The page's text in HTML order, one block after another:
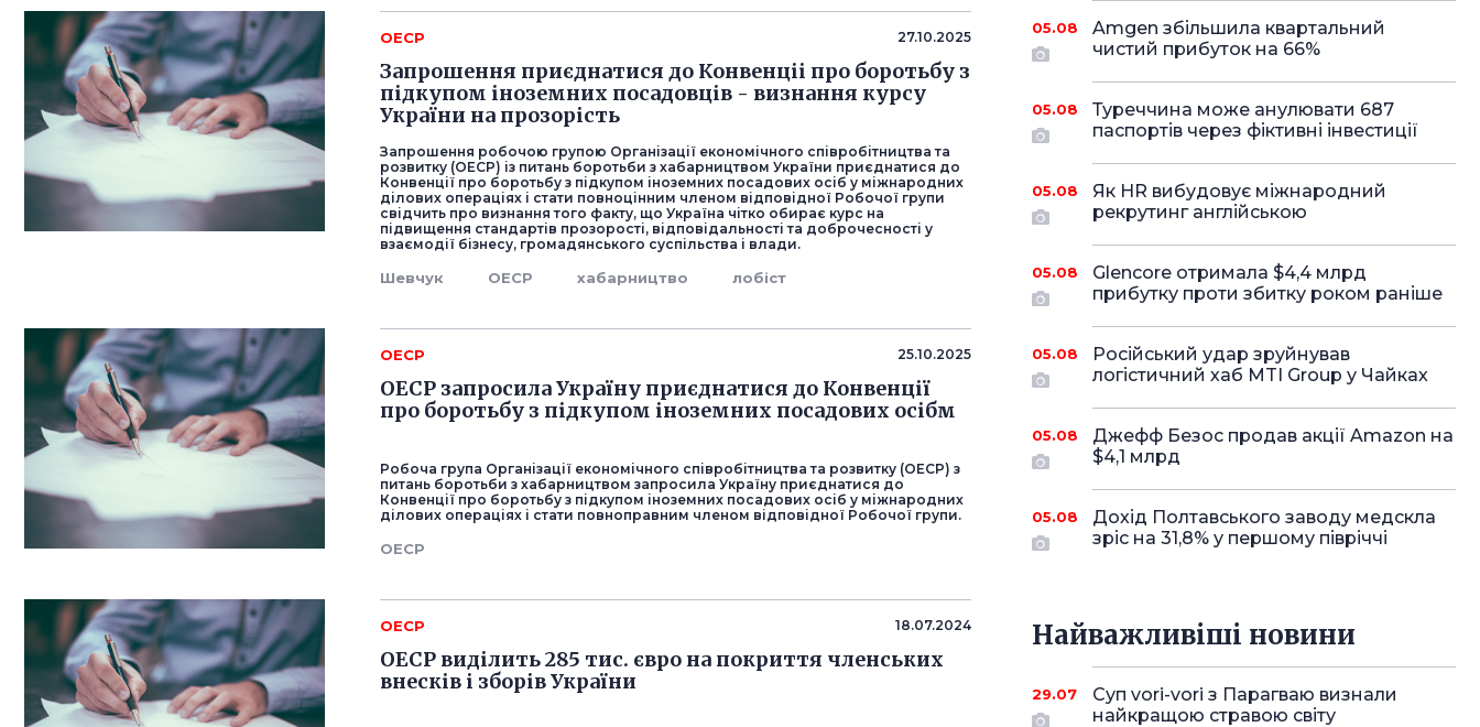
ОЕСР 27.10.2025
Запрошення приєднатися до Конвенціі про боротьбу з
підкупом іноземних посадовців - визнання курсу
України на прозорість
Запрошення робочою групою Організації економічного співробітництва та
розвитку (ОЕСР) із питань боротьби з хабарництвом України приєднатися до
Конвенції про боротьбу з підкупом іноземних посадових осіб у міжнародних
ділових операціях і стати повноцінним членом відповідної Робочої групи
свідчить про визнання того факту, що Україна чітко обирає курс на
підвищення стандартів прозорості, відповідальності та доброчесності у
взаємодії бізнесу, громадянського суспільства і влади.
Шевчук ОЕСР хабарництво лобіст
ОЕСР 25.10.2025
ОЕСР запросила Україну приєднатися до Конвенції
про боротьбу з підкупом іноземних посадових осібм
Робоча група Організації економічного співробітництва та розвитку (ОЕСР) з
питань боротьби з хабарництвом запросила Україну приєднатися до
Конвенції про боротьбу з підкупом іноземних посадових осіб у міжнародних
ділових операціях і стати повноправним членом відповідної Робочої групи.
ОЕСР
ОЕСР 18.07.2024
ОЕСР виділить 285 тис. євро на покриття членських
внесків і зборів України
05.08
Amgen збільшила квартальний
чистий прибуток на 66%
05.08
Туреччина може анулювати 687
паспортів через фіктивні інвестиції
05.08
Як HR вибудовує міжнародний
рекрутинг англійською
05.08
Glencore отримала $4,4 млрд
прибутку проти збитку роком раніше
05.08
Російський удар зруйнував
логістичний хаб MTI Group у Чайках
05.08
Джефф Безос продав акції Amazon на
$4,1 млрд
05.08
Дохід Полтавського заводу медскла
зріс на 31,8% у першому півріччі
Найважливіші новини
29.07
Суп vori-vori з Парагваю визнали
найкращою стравою світу